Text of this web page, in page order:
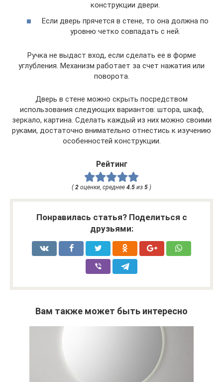
конструкции двери.
Если дверь прячется в стене, то она должна по
уровню четко совпадать с ней.
Ручка не выдаст вход, если сделать ее в форме
углубления. Механизм работает за счет нажатия или
поворота.
Дверь в стене можно скрыть посредством
использования следующих вариантов: штора, шкаф,
зеркало, картина. Сделать каждый из них можно своими
руками, достаточно внимательно отнестись к изучению
особенностей конструкции.
Рейтинг
( 2 оценки, среднее 4.5 из 5 )
Понравилась статья? Поделиться с
друзьями:
Вам также может быть интересно